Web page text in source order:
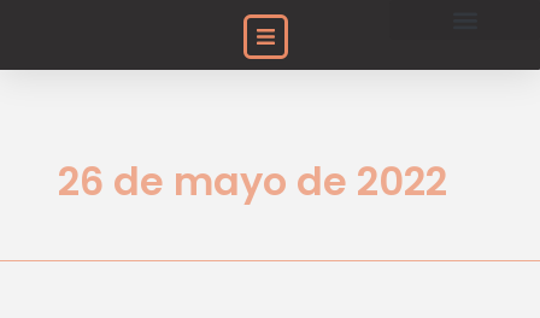
contenido
26 de mayo de 2022